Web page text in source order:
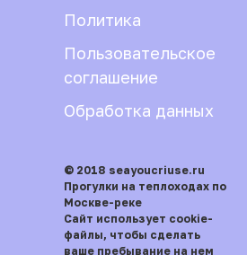
Политика
Пользовательское
соглашение
Обработка данных
© 2018 seayoucriuse.ru
Прогулки на теплоходах по
Москве-реке
Сайт использует cookie-
файлы, чтобы сделать
ваше пребывание на нем